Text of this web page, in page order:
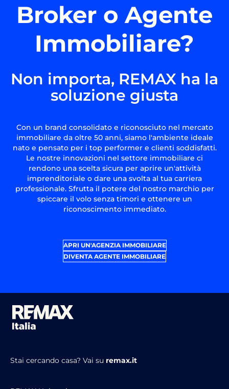
Broker o Agente
Immobiliare?
Non importa, REMAX ha la
soluzione giusta
Con un brand consolidato e riconosciuto nel mercato
immobiliare da oltre 50 anni, siamo l'ambiente ideale
nato e pensato per i top performer e clienti soddisfatti.
Le nostre innovazioni nel settore immobiliare ci
rendono una scelta sicura per aprire un'attività
imprenditoriale o dare una svolta al tua carriera
professionale. Sfrutta il potere del nostro marchio per
spiccare il volo senza timori e ottenere un
riconoscimento immediato.
APRI UN'AGENZIA IMMOBILIARE
DIVENTA AGENTE IMMOBILIARE
Stai cercando casa? Vai su remax.it